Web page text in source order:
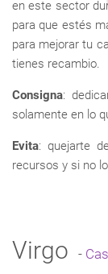
en este sector
para que estés
para mejorar tu
tienes recambio.
Consigna:
solamente en lo
Evita: quejarte
recursos y si no
Virgo -